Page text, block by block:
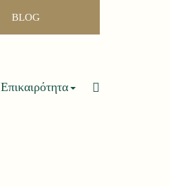
BLOG
Επικαιρότητα